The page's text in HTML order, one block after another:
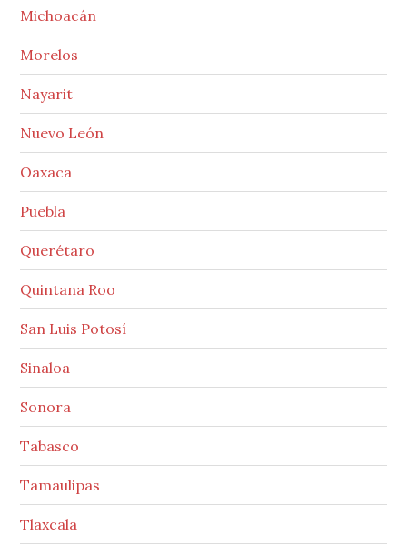
Michoacán
Morelos
Nayarit
Nuevo León
Oaxaca
Puebla
Querétaro
Quintana Roo
San Luis Potosí
Sinaloa
Sonora
Tabasco
Tamaulipas
Tlaxcala